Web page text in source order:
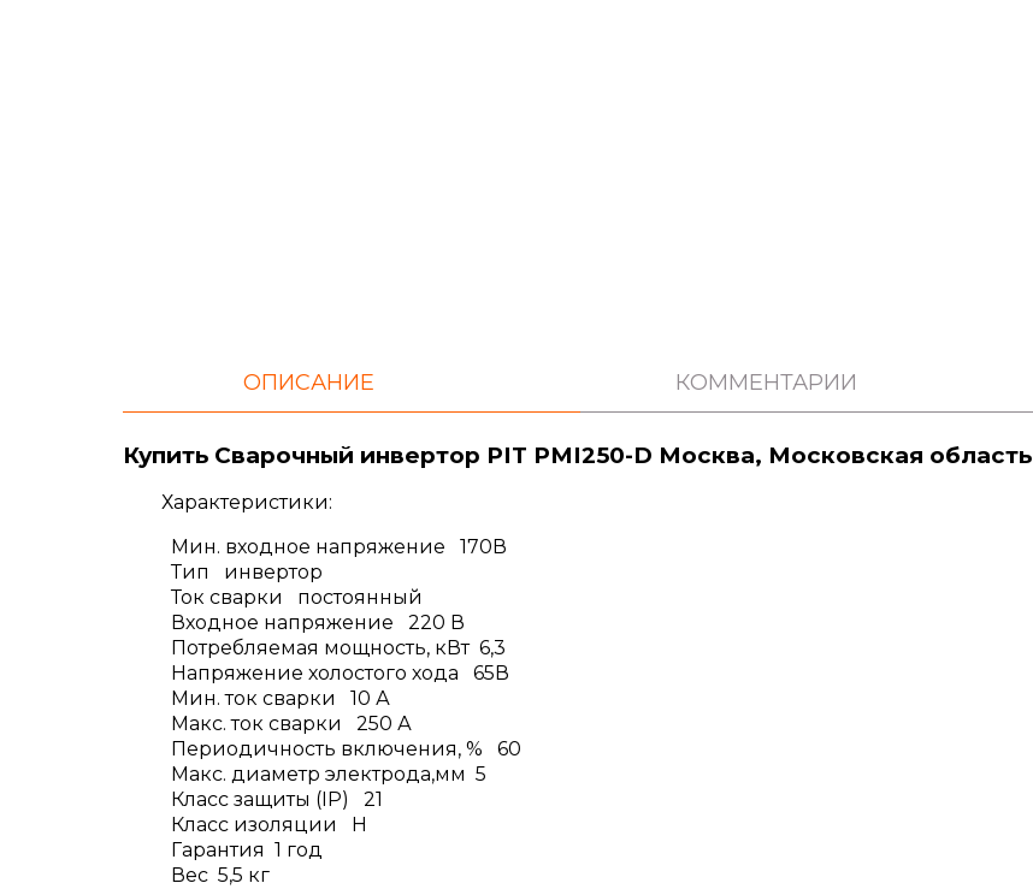
ОПИСАНИЕ КОММЕНТАРИИ
Купить Сварочный инвертор PIT PMI250-D Москва, Московская область
Характеристики:
Мин. входное напряжение 170В
Тип инвертор
Ток сварки постоянный
Входное напряжение 220 В
Потребляемая мощность, кВт 6,3
Напряжение холостого хода 65В
Мин. ток сварки 10 А
Макс. ток сварки 250 А
Периодичность включения, % 60
Макс. диаметр электрода,мм 5
Класс защиты (IP) 21
Класс изоляции H
Гарантия 1 год
Вес 5,5 кг